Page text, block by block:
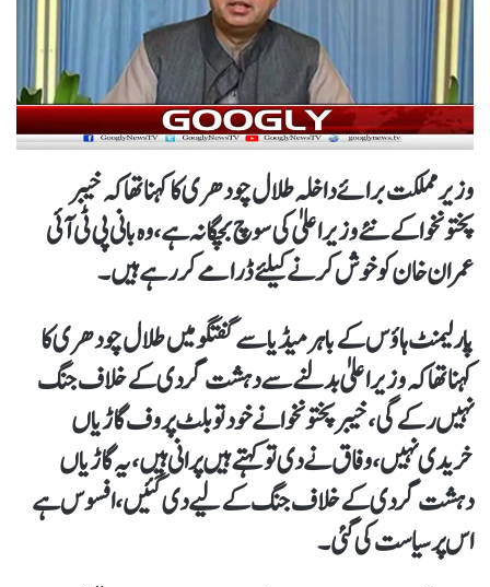
وزیر مملکت برائے داخلہ طلال چودھری کا کہنا تھا کہ خیبر
پختونخوا کے نئے وزیر اعلیٰ کی سوچ بچگانہ ہے، وہ بانی پی ٹی آئی
عمران خان کو خوش کرنےکیلئےڈرامےکررہےہیں۔
پارلیمنٹ ہاؤس کے باہر میڈیا سےگفتگو میں طلال چودھری کا
کہنا تھا کہ وزیراعلیٰ بدلنے سے دہشت گردی کے خلاف جنگ
نہیں رکےگی، خیبر پختونخوا نے خود تو بلٹ پروف گاڑیاں
خریدی نہیں، وفاق نے دی تو کہتے ہیں پرانی ہیں، یہ گاڑیاں
دہشت گردی کے خلاف جنگ کے لیے دی گئیں ،افسوس ہے
اس پر سیاست کی گئی۔